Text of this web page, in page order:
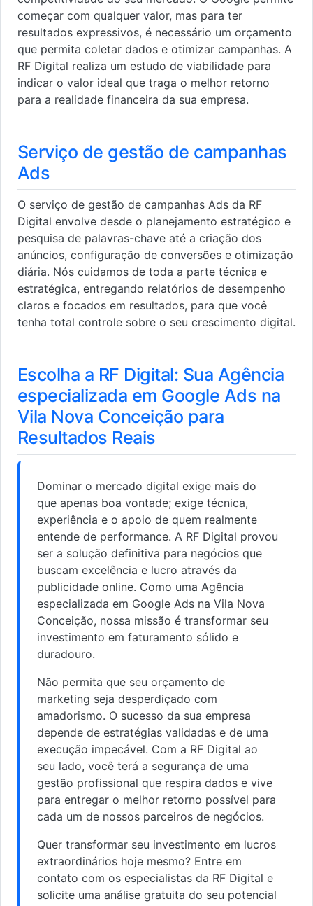
começar com qualquer valor, mas para ter
resultados expressivos, é necessário um orçamento
que permita coletar dados e otimizar campanhas. A
RF Digital realiza um estudo de viabilidade para
indicar o valor ideal que traga o melhor retorno
para a realidade financeira da sua empresa.
Serviço de gestão de campanhas
Ads
O serviço de gestão de campanhas Ads da RF
Digital envolve desde o planejamento estratégico e
pesquisa de palavras-chave até a criação dos
anúncios, configuração de conversões e otimização
diária. Nós cuidamos de toda a parte técnica e
estratégica, entregando relatórios de desempenho
claros e focados em resultados, para que você
tenha total controle sobre o seu crescimento digital.
Escolha a RF Digital: Sua Agência
especializada em Google Ads na
Vila Nova Conceição para
Resultados Reais
Dominar o mercado digital exige mais do
que apenas boa vontade; exige técnica,
experiência e o apoio de quem realmente
entende de performance. A RF Digital provou
ser a solução definitiva para negócios que
buscam excelência e lucro através da
publicidade online. Como uma Agência
especializada em Google Ads na Vila Nova
Conceição, nossa missão é transformar seu
investimento em faturamento sólido e
duradouro.
Não permita que seu orçamento de
marketing seja desperdiçado com
amadorismo. O sucesso da sua empresa
depende de estratégias validadas e de uma
execução impecável. Com a RF Digital ao
seu lado, você terá a segurança de uma
gestão profissional que respira dados e vive
para entregar o melhor retorno possível para
cada um de nossos parceiros de negócios.
Quer transformar seu investimento em lucros
extraordinários hoje mesmo? Entre em
contato com os especialistas da RF Digital e
solicite uma análise gratuita do seu potencial